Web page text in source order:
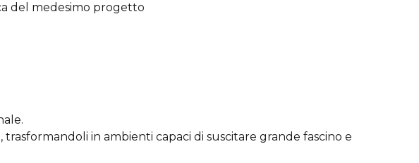
del medesimo progetto
in ambienti capaci di suscitare grande fascino e